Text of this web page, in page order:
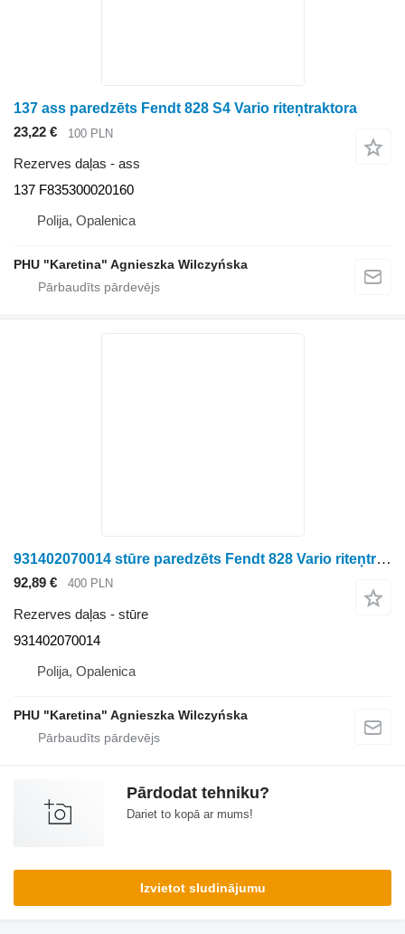
137 ass paredzēts Fendt 828 S4 Vario riteņtraktora
23,22 €
100 PLN
Rezerves daļas - ass
137 F835300020160
Polija, Opalenica
PHU "Karetina" Agnieszka Wilczyńska
931402070014 stūre paredzēts Fendt 828 Vario riteņtraktora
92,89 € 400 PLN
Rezerves daļas - stūre
931402070014
Polija, Opalenica
PHU "Karetina" Agnieszka Wilczyńska
Pārdodat tehniku?
Dariet to kopā ar mums!
Izvietot sludinājumu